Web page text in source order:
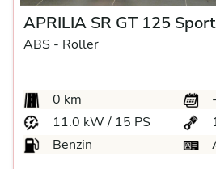
APRILIA SR GT 125 Sport
ABS - Roller
0 km
-
11.0 kW / 15 PS
Benzin